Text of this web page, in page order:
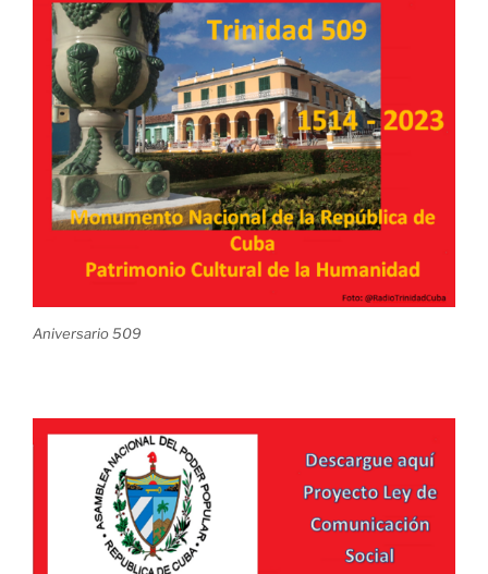
Aniversario 509